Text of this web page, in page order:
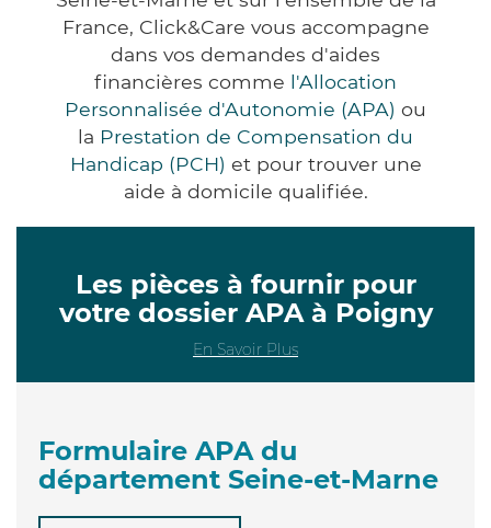
France, Click&Care vous accompagne
dans vos demandes d'aides
financières comme l'Allocation
Personnalisée d'Autonomie (APA) ou
la Prestation de Compensation du
Handicap (PCH) et pour trouver une
aide à domicile qualifiée.
Les pièces à fournir pour
votre dossier APA à Poigny
En Savoir Plus
Formulaire APA du
département Seine-et-Marne